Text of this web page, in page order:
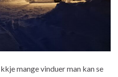
mange vinduer man kan se